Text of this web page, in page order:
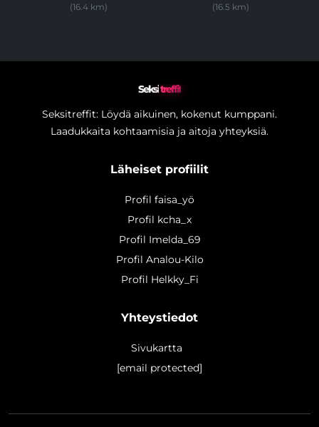
(16.4 km) (16.5 km)
Seksitreffit
Seksitreffit: Löydä aikuinen, kokenut kumppani.
Laadukkaita kohtaamisia ja aitoja yhteyksiä.
Läheiset profiilit
Profil faisa_yö
Profil kcha_x
Profil Imelda_69
Profil Analou-Kilo
Profil Helkky_Fi
Yhteystiedot
Sivukartta
[email protected]